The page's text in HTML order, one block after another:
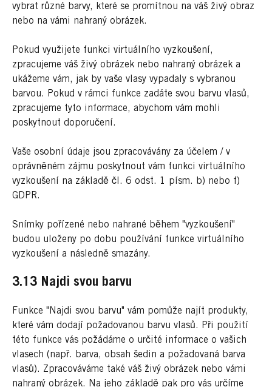
vybrat různé barvy, které se promítnou na váš živý obraz
nebo na vámi nahraný obrázek.
Pokud využijete funkci virtuálního vyzkoušení,
zpracujeme váš živý obrázek nebo nahraný obrázek a
ukážeme vám, jak by vaše vlasy vypadaly s vybranou
barvou. Pokud v rámci funkce zadáte svou barvu vlasů,
zpracujeme tyto informace, abychom vám mohli
poskytnout doporučení.
Vaše osobní údaje jsou zpracovávány za účelem / v
oprávněném zájmu poskytnout vám funkci virtuálního
vyzkoušení na základě čl. 6 odst. 1 písm. b) nebo f)
GDPR.
Snímky pořízené nebo nahrané během "vyzkoušení"
budou uloženy po dobu používání funkce virtuálního
vyzkoušení a následně smazány.
3.13 Najdi svou barvu
Funkce "Najdi svou barvu" vám pomůže najít produkty,
které vám dodají požadovanou barvu vlasů. Při použití
této funkce vás požádáme o určité informace o vašich
vlasech (např. barva, obsah šedin a požadovaná barva
vlasů). Zpracováváme také váš živý obrázek nebo vámi
nahraný obrázek. Na jeho základě pak pro vás určíme